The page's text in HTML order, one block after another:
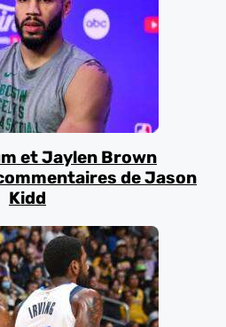
et Jaylen Brown
de Jason
Kidd